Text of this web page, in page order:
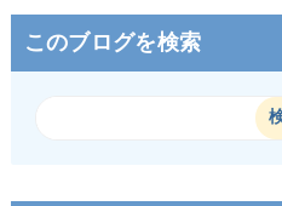
このブログを検索